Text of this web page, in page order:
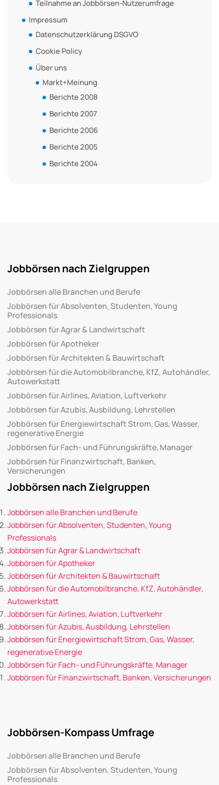
Teilnahme an Jobbörsen-Nutzerumfrage
Impressum
Datenschutzerklärung DSGVO
Cookie Policy
Über uns
Markt+Meinung
Berichte 2008
Berichte 2007
Berichte 2006
Berichte 2005
Berichte 2004
Jobbörsen nach Zielgruppen
Jobbörsen alle Branchen und Berufe
Jobbörsen für Absolventen, Studenten, Young
Professionals
Jobbörsen für Agrar & Landwirtschaft
Jobbörsen für Apotheker
Jobbörsen für Architekten & Bauwirtschaft
Jobbörsen für die Automobilbranche, KfZ, Autohändler,
Autowerkstatt
Jobbörsen für Airlines, Aviation, Luftverkehr
Jobbörsen für Azubis, Ausbildung, Lehrstellen
Jobbörsen für Energiewirtschaft Strom, Gas, Wasser,
regenerative Energie
Jobbörsen für Fach- und Führungskräfte, Manager
Jobbörsen für Finanzwirtschaft, Banken,
Versicherungen
Jobbörsen nach Zielgruppen
Jobbörsen alle Branchen und Berufe
Jobbörsen für Absolventen, Studenten, Young
Professionals
Jobbörsen für Agrar & Landwirtschaft
Jobbörsen für Apotheker
Jobbörsen für Architekten & Bauwirtschaft
Jobbörsen für die Automobilbranche, KfZ, Autohändler,
Autowerkstatt
Jobbörsen für Airlines, Aviation, Luftverkehr
Jobbörsen für Azubis, Ausbildung, Lehrstellen
Jobbörsen für Energiewirtschaft Strom, Gas, Wasser,
regenerative Energie
Jobbörsen für Fach- und Führungskräfte, Manager
Jobbörsen für Finanzwirtschaft, Banken, Versicherungen
Jobbörsen-Kompass Umfrage
Jobbörsen alle Branchen und Berufe
Jobbörsen für Absolventen, Studenten, Young
Professionals